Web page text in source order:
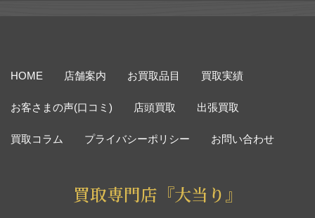
HOME 店舗案内 お買取品目 買取実績
お客さまの声(口コミ) 店頭買取 出張買取
買取コラム プライバシーポリシー お問い合わせ
買取専門店『大当り』